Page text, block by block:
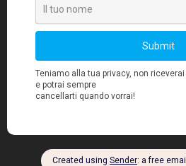
editrici e ha insegnato
Piamarta. È autore di
editoriale.
Alberto Pojaghi
prevalentemente
industriale e commerciale.